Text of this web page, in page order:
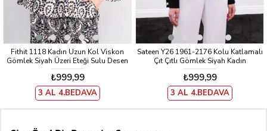
Fithit 1118 Kadın Uzun Kol Viskon
Gömlek Siyah Üzeri Eteği Sulu Desen
₺999,99
3 AL 4.BEDAVA
Sateen Y26 1961-2176 Kolu Katlamalı
Çıt Çıtlı Gömlek Siyah Kadın
₺999,99
3 AL 4.BEDAVA